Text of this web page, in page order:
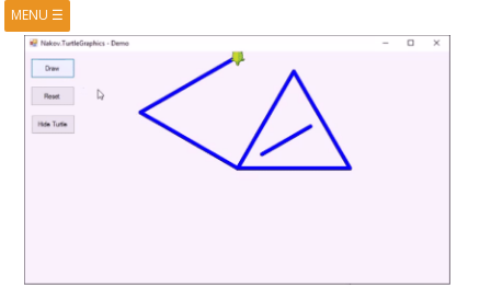
MENU ☰
HOME
ABOUT
VIDEOS
PRESENTATIONS
PUBLICATIONS
RSS FEED